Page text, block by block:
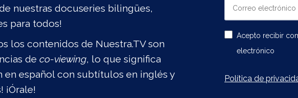
nuestras docuseries bilingües,
para todos!
los contenidos de Nuestra.TV son
de co-viewing, lo que significa
en español con subtítulos en inglés y
Acepto recibir
electrónico
Política de